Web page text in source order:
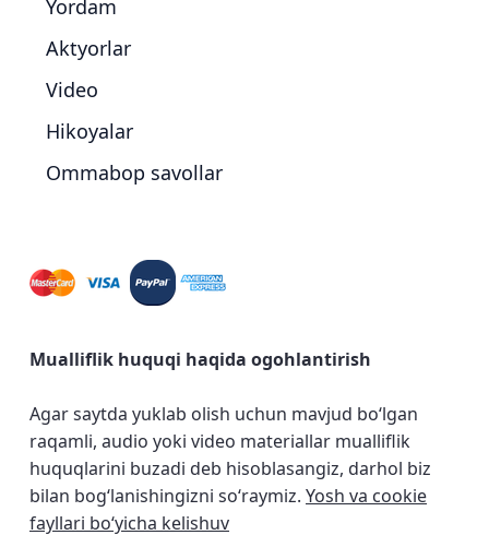
Yordam
Aktyorlar
Video
Hikoyalar
Ommabop savollar
Mualliflik huquqi haqida ogohlantirish
Agar saytda yuklab olish uchun mavjud bo‘lgan
raqamli, audio yoki video materiallar mualliflik
huquqlarini buzadi deb hisoblasangiz, darhol biz
bilan bog‘lanishingizni so‘raymiz. Yosh va cookie
fayllari bo‘yicha kelishuv